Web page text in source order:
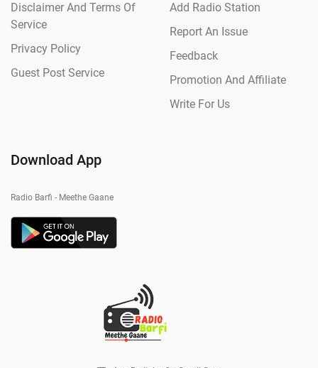
Disclaimer And Terms Of
Service
Privacy Policy
Guest Post Service
Add Radio Station
Report An Issue
Feedback
Promotion And Affiliate
Write For Us
Download App
Radio Barfi - Meethe Gaane